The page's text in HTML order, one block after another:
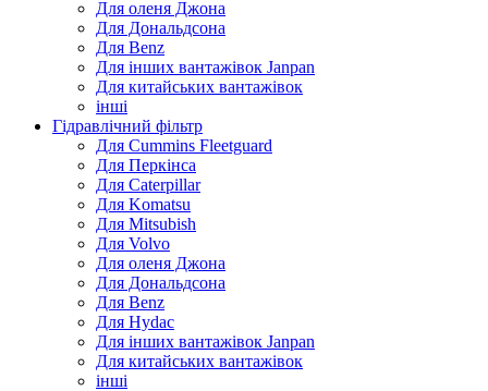
Для оленя Джона
Для Дональдсона
Для Benz
Для інших вантажівок Janpan
Для китайських вантажівок
інші
Гідравлічний фільтр
Для Cummins Fleetguard
Для Перкінса
Для Caterpillar
Для Komatsu
Для Mitsubish
Для Volvo
Для оленя Джона
Для Дональдсона
Для Benz
Для Hydac
Для інших вантажівок Janpan
Для китайських вантажівок
інші